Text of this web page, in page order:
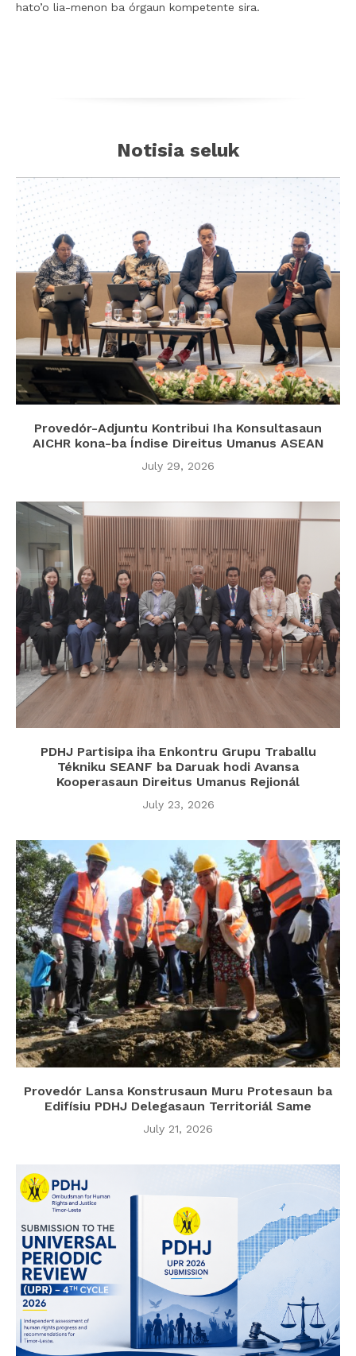
hato’o lia-menon ba órgaun kompetente sira.
Notisia seluk
Provedór-Adjuntu Kontribui Iha Konsultasaun
AICHR kona-ba Índise Direitus Umanus ASEAN
July 29, 2026
PDHJ Partisipa iha Enkontru Grupu Traballu
Tékniku SEANF ba Daruak hodi Avansa
Kooperasaun Direitus Umanus Rejionál
July 23, 2026
Provedór Lansa Konstrusaun Muru Protesaun ba
Edifísiu PDHJ Delegasaun Territoriál Same
July 21, 2026